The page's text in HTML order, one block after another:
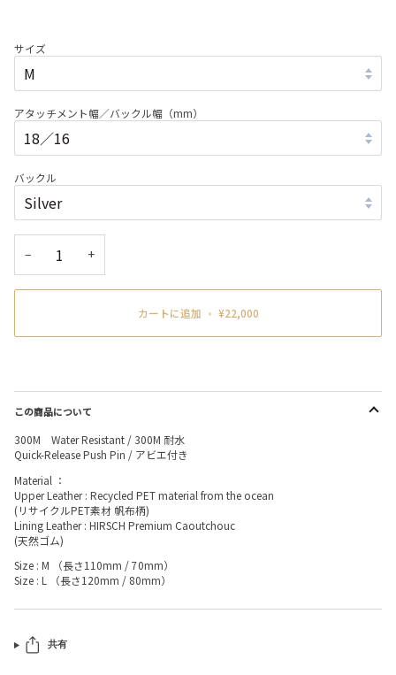
サイズ
アタッチメント幅／バックル幅（mm）
バックル
− +
カートに追加 • ¥22,000
この商品について
300M Water Resistant / 300M 耐水
Quick-Release Push Pin / アビエ付き
Material ：
Upper Leather : Recycled PET material from the ocean
(リサイクルPET素材 帆布柄)
Lining Leather : HIRSCH Premium Caoutchouc
(天然ゴム)
Size : M （長さ110mm / 70mm）
Size : L （長さ120mm / 80mm）
共有